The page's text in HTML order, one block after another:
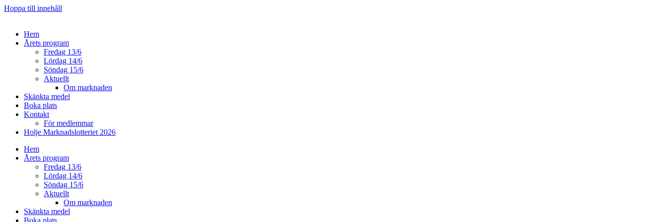
Hoppa till innehåll
Hem
Årets program
Fredag 13/6
Lördag 14/6
Söndag 15/6
Aktuellt
Om marknaden
Skänkta medel
Boka plats
Kontakt
För medlemmar
Holje Marknadslotteriet 2026
Hem
Årets program
Fredag 13/6
Lördag 14/6
Söndag 15/6
Aktuellt
Om marknaden
Skänkta medel
Boka plats